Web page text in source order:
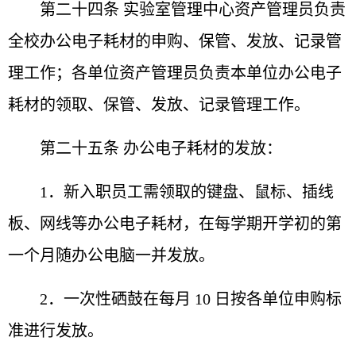
第二十四条 实验室管理中心资产管理员负责
全校办公电子耗材的申购、保管、发放、记录管
理工作；各单位资产管理员负责本单位办公电子
耗材的领取、保管、发放、记录管理工作。
第二十五条 办公电子耗材的发放：
1．新入职员工需领取的键盘、鼠标、插线
板、网线等办公电子耗材，在每学期开学初的第
一个月随办公电脑一并发放。
2．一次性硒鼓在每月 10 日按各单位申购标
准进行发放。